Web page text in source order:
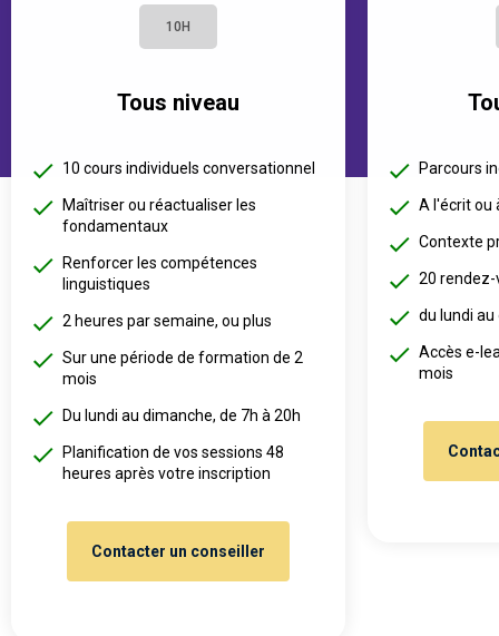
10H
Tous niveau
10 cours individuels conversationnel
Maîtriser ou réactualiser les
fondamentaux
Renforcer les compétences
linguistiques
2 heures par semaine, ou plus
Sur une période de formation de 2
mois
Du lundi au dimanche, de 7h à 20h
Planification de vos sessions 48
heures après votre inscription
Contacter un conseiller
Parcours
A l'écrit ou
Contexte
20 rendez-
du lundi au
Accès e-
mois